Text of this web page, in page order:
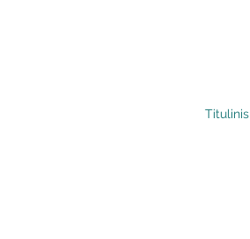
Titulinis